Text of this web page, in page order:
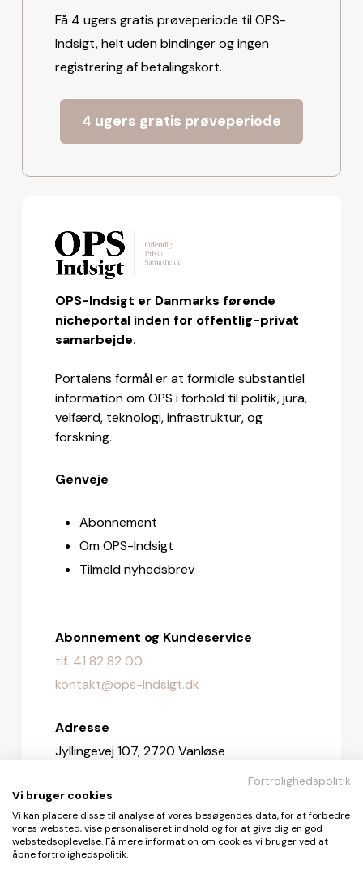
Få 4 ugers gratis prøveperiode til OPS-
Indsigt, helt uden bindinger og ingen
registrering af betalingskort.
4 ugers gratis prøveperiode
OPS-Indsigt er Danmarks førende
nicheportal inden for offentlig-privat
samarbejde.
Portalens formål er at formidle substantiel
information om OPS i forhold til politik, jura,
velfærd, teknologi, infrastruktur, og
forskning.
Genveje
Abonnement
Om OPS-Indsigt
Tilmeld nyhedsbrev
Abonnement og Kundeservice
tlf. 41 82 82 00
kontakt@ops-indsigt.dk
Adresse
Jyllingevej 107, 2720 Vanløse
Redaktionen
redaktionen@ops-indsigt.dk
Fortrolighedspolitik
Vi bruger cookies
Vi kan placere disse til analyse af vores besøgendes data, for at forbedre
vores websted, vise personaliseret indhold og for at give dig en god
webstedsoplevelse. Få mere information om cookies vi bruger ved at
åbne fortrolighedspolitik.